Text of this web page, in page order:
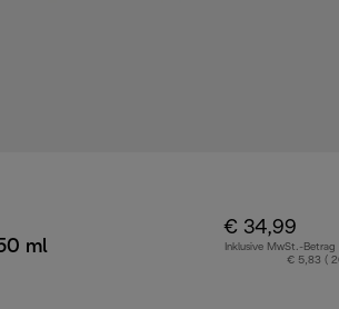
ml
€ 34,99
Inklusive MwSt.-Betrag
€ 5,83 (